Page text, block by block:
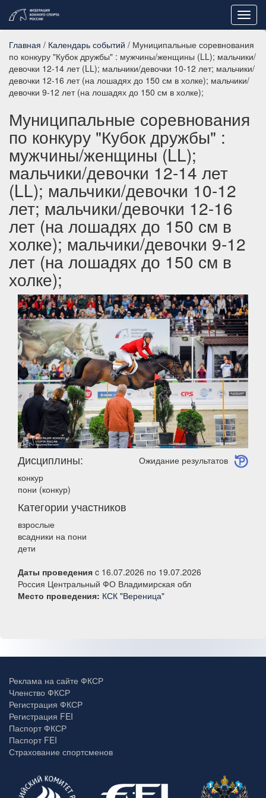
Главная / Календарь событий / Муниципальные соревнования
по конкуру "Кубок дружбы" : мужчины/женщины (LL); мальчики/
девочки 12-14 лет (LL); мальчики/девочки 10-12 лет; мальчики/
девочки 12-16 лет (на лошадях до 150 см в холке); мальчики/
девочки 9-12 лет (на лошадях до 150 см в холке);
Муниципальные соревнования
по конкуру "Кубок дружбы" :
мужчины/женщины (LL);
мальчики/девочки 12-14 лет
(LL); мальчики/девочки 10-12
лет; мальчики/девочки 12-16
лет (на лошадях до 150 см в
холке); мальчики/девочки 9-12
лет (на лошадях до 150 см в
холке);
Ожидание результатов
Дисциплины:
конкур
пони (конкур)
Категории участников
взрослые
всадники на пони
дети
Даты проведения c 16.07.2026 по 19.07.2026
Россия Центральный ФО Владимирская обл
Место проведения: КСК "Вереница"
Реклама на сайте ФКСР
Членство ФКСР
Регистрация ФКСР
Регистрация FEI
Паспорт ФКСР
Паспорт FEI
Страхование спортсменов